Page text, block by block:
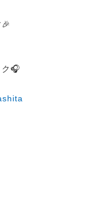
ク🎧